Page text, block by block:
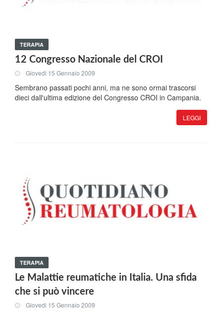
TERAPIA
12 Congresso Nazionale del CROI
Giovedi 15 Gennaio 2009
Sembrano passati pochi anni, ma ne sono ormai trascorsi
dieci dall'ultima edizione del Congresso CROI in Campania.
LEGGI
TERAPIA
Le Malattie reumatiche in Italia. Una sfida
che si può vincere
Giovedi 15 Gennaio 2009